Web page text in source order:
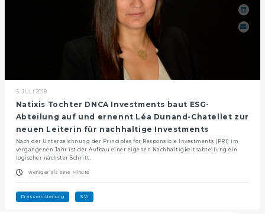
5. JULI 2018
Natixis Tochter DNCA Investments baut ESG-
Abteilung auf und ernennt Léa Dunand-Chatellet zur
neuen Leiterin für nachhaltige Investments
Nach der Unterzeichnung der Principles for Responsible Investments (PRI) im
vergangenen Jahr ist der Aufbau einer eigenen Nachhaltigkeitsabteilung ein
logischer nächster Schritt.
weniger als eine Minute
Pressemitteilung SVI